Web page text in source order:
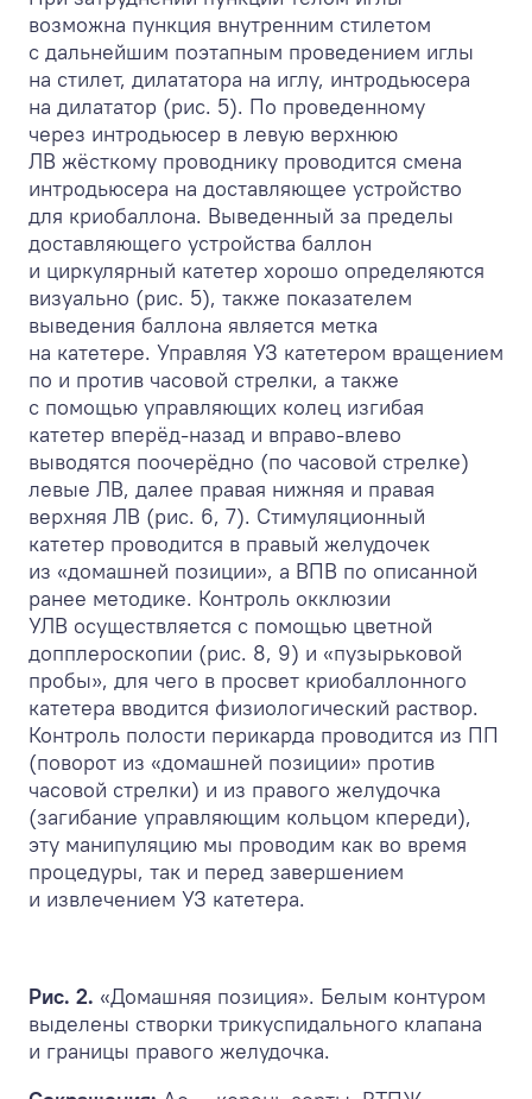
возможна пункция внутренним стилетом
с дальнейшим поэтапным проведением иглы
на стилет, дилататора на иглу, интродьюсера
на дилататор (рис. 5). По проведенному
через интродьюсер в левую верхнюю
ЛВ жёсткому проводнику проводится смена
интродьюсера на доставляющее устройство
для криобаллона. Выведенный за пределы
доставляющего устройства баллон
и циркулярный катетер хорошо определяются
визуально (рис. 5), также показателем
выведения баллона является метка
на катетере. Управляя УЗ катетером вращением
по и против часовой стрелки, а также
с помощью управляющих колец изгибая
катетер вперёд-назад и вправо-влево
выводятся поочерёдно (по часовой стрелке)
левые ЛВ, далее правая нижняя и правая
верхняя ЛВ (рис. 6, 7). Стимуляционный
катетер проводится в правый желудочек
из «домашней позиции», а ВПВ по описанной
ранее методике. Контроль окклюзии
УЛВ осуществляется с помощью цветной
допплероскопии (рис. 8, 9) и «пузырьковой
пробы», для чего в просвет криобаллонного
катетера вводится физиологический раствор.
Контроль полости перикарда проводится из ПП
(поворот из «домашней позиции» против
часовой стрелки) и из правого желудочка
(загибание управляющим кольцом кпереди),
эту манипуляцию мы проводим как во время
процедуры, так и перед завершением
и извлечением УЗ катетера.
Рис. 2. «Домашняя позиция». Белым контуром
выделены створки трикуспидального клапана
и границы правого желудочка.